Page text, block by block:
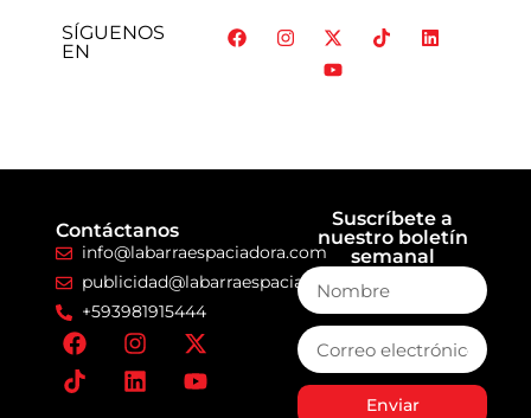
SÍGUENOS
EN
Contáctanos
info@labarraespaciadora.com
publicidad@labarraespaciadora.com
+593981915444
Suscríbete a
nuestro boletín
semanal
Enviar